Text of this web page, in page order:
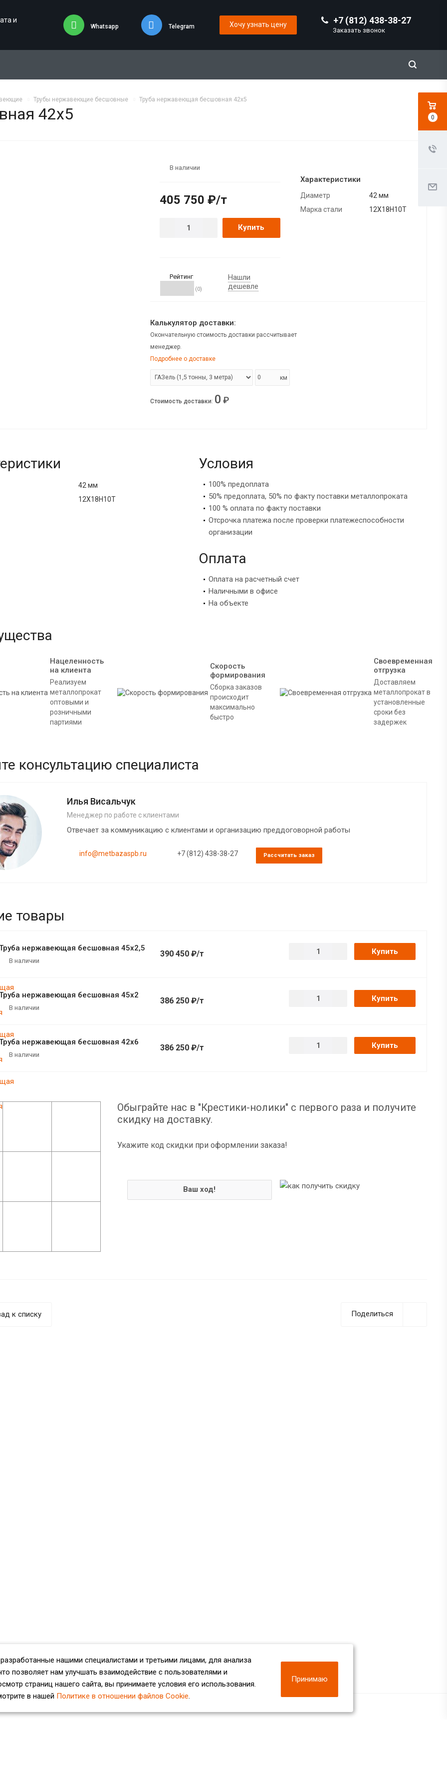
и +7 (812) 438-38-27
Заказать звонок
Whatsapp Telegram Хочу узнать цену
Трубы нержавеющие бесшовные Труба нержавеющая бесшовная 42х5
42х5
В наличии
405 750 ₽/т
Купить
Рейтинг
(0)
Нашли
дешевле
Характеристики
Диаметр
42 мм
Марка стали
12Х18Н10Т
Калькулятор доставки:
Окончательную стоимость доставки рассчитывает
менеджер.
Подробнее о доставке
км
Стоимость доставки: 0 ₽
42 мм
12Х18Н10Т
Условия
100% предоплата
50% предоплата, 50% по факту поставки металлопроката
100 % оплата по факту поставки
Отсрочка платежа после проверки платежеспособности
организации
Оплата
Оплата на расчетный счет
Наличными в офисе
На объекте
Нацеленность
на клиента
Реализуем
металлопрокат
оптовыми и
розничными
партиями
Скорость
формирования
Сборка заказов
происходит
максимально
быстро
Своевременная
отгрузка
Доставляем
металлопрокат в
установленные
сроки без
задержек
консультацию специалиста
Илья Висальчук
Менеджер по работе с клиентами
Отвечает за коммуникацию с клиентами и организацию преддоговорной работы
info@metbazaspb.ru +7 (812) 438-38-27 Рассчитать заказ
товары
нержавеющая бесшовная 45х2,5
В наличии
390 450 ₽/т Купить
нержавеющая бесшовная 45х2
В наличии
386 250 ₽/т Купить
нержавеющая бесшовная 42х6
В наличии
386 250 ₽/т Купить
Обыграйте нас в "Крестики-нолики" с первого раза и получите
скидку на доставку.
Укажите код скидки при оформлении заказа!
Ваш ход!
Поделиться
к списку
нашими специалистами и третьими лицами, для анализа
позволяет нам улучшать взаимодействие с пользователями и
страниц нашего сайта, вы принимаете условия его использования.
в нашей Политике в отношении файлов Cookie.
Принимаю
0